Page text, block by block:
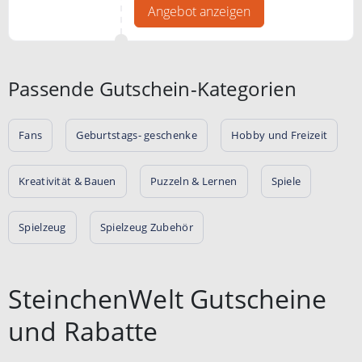
können. Jeden Monat lernt Ihr
Kind durch spannende
Angebot anzeigen
Passende Gutschein-Kategorien
Fans Geburtstags- geschenke Hobby und Freizeit
Kreativität & Bauen Puzzeln & Lernen Spiele
Spielzeug Spielzeug Zubehör
SteinchenWelt Gutscheine
und Rabatte